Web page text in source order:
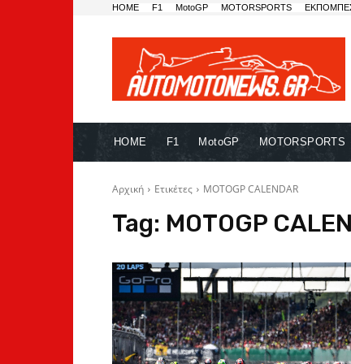
HOME F1 MotoGP MOTORSPORTS
HOME F1 MotoGP MOTORSPORTS
Αρχική Ετικέτες MOTOGP CALENDAR
Tag: MOTOGP